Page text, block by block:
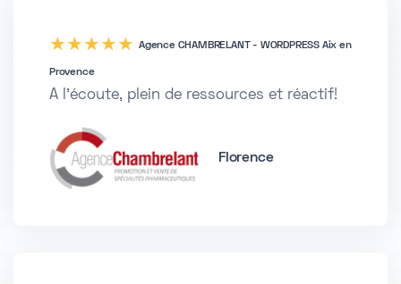
five Agence CHAMBRELANT - WORDPRESS Aix en
Provence
A l'écoute, plein de ressources et réactif!
Florence